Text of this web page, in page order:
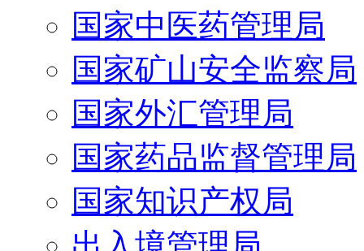
国家中医药管理局
国家矿山安全监察局
国家外汇管理局
国家药品监督管理局
国家知识产权局